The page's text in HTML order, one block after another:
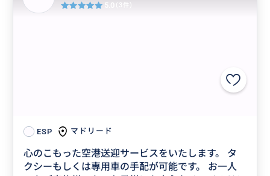
ESP マドリード
心のこもった空港送迎サービスをいたします。 タ
クシーもしくは専用車の手配が可能です。 お一人
5.0 (3件)